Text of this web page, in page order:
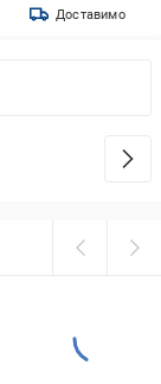
Доставимо